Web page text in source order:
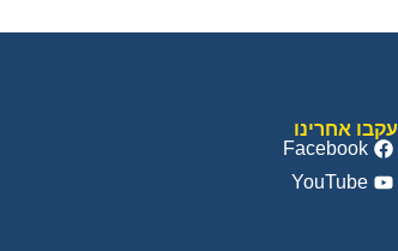
עקבו אחרינו
Facebook
YouTube